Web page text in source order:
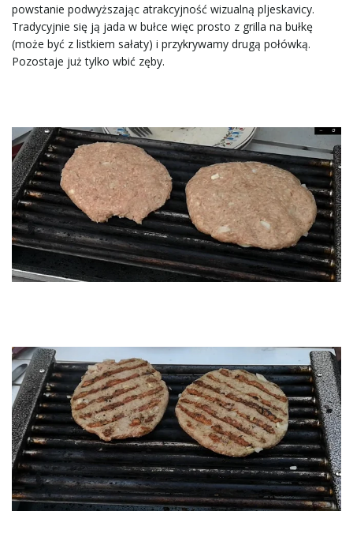
powstanie podwyższając atrakcyjność wizualną pljeskavicy.
Tradycyjnie się ją jada w bułce więc prosto z grilla na bułkę
(może być z listkiem sałaty) i przykrywamy drugą połówką.
Pozostaje już tylko wbić zęby.